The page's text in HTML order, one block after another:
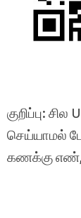
குறிப்பு:
செய்யாமல்
கணக்கு எண்,